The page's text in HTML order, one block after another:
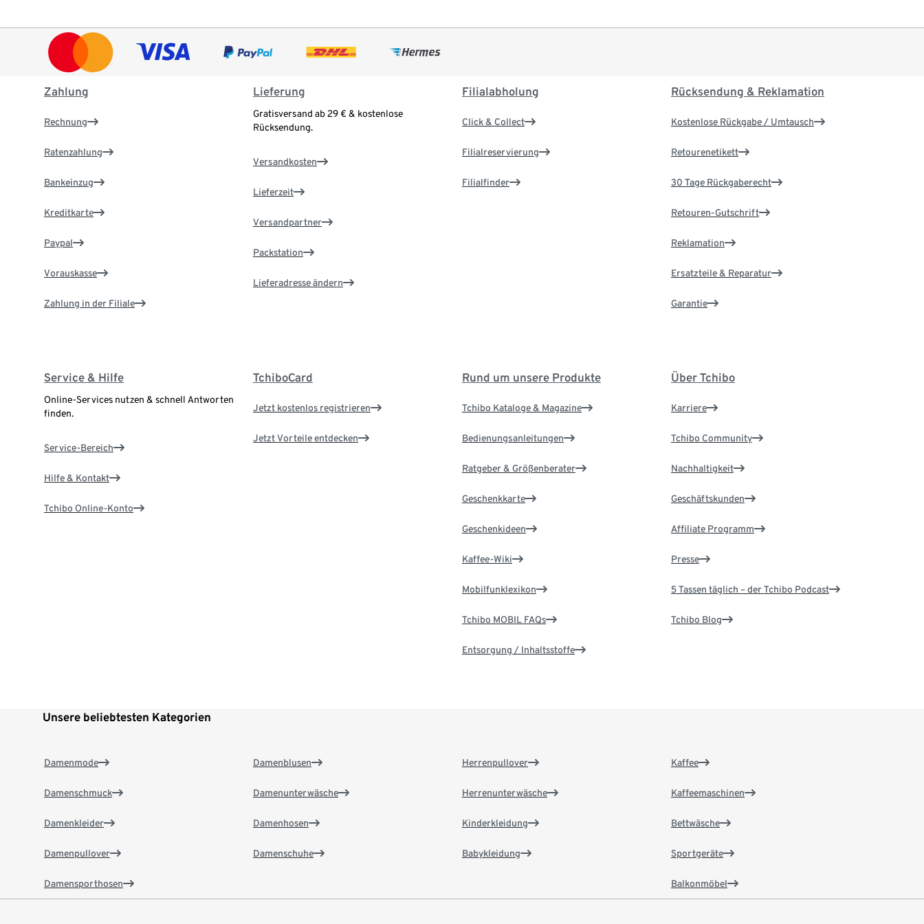
Zahlung
Rechnung
Ratenzahlung
Bankeinzug
Kreditkarte
Paypal
Vorauskasse
Zahlung in der Filiale
Lieferung
Gratisversand ab 29 € & kostenlose
Rücksendung.
Versandkosten
Lieferzeit
Versandpartner
Packstation
Lieferadresse ändern
Filialabholung
Click & Collect
Filialreservierung
Filialfinder
Rücksendung & Reklamation
Kostenlose Rückgabe / Umtausch
Retourenetikett
30 Tage Rückgaberecht
Retouren-Gutschrift
Reklamation
Ersatzteile & Reparatur
Garantie
Service & Hilfe
Online-Services nutzen & schnell Antworten
finden.
Service-Bereich
Hilfe & Kontakt
Tchibo Online-Konto
TchiboCard
Jetzt kostenlos registrieren
Jetzt Vorteile entdecken
Rund um unsere Produkte
Tchibo Kataloge & Magazine
Bedienungsanleitungen
Ratgeber & Größenberater
Geschenkkarte
Geschenkideen
Kaffee-Wiki
Mobilfunklexikon
Tchibo MOBIL FAQs
Entsorgung / Inhaltsstoffe
Über Tchibo
Karriere
Tchibo Community
Nachhaltigkeit
Geschäftskunden
Affiliate Programm
Presse
5 Tassen täglich – der Tchibo Podcast
Tchibo Blog
Unsere beliebtesten Kategorien
Damenmode
Damenschmuck
Damenkleider
Damenpullover
Damensporthosen
Damenblusen
Damenunterwäsche
Damenhosen
Damenschuhe
Herrenpullover
Herrenunterwäsche
Kinderkleidung
Babykleidung
Kaffee
Kaffeemaschinen
Bettwäsche
Sportgeräte
Balkonmöbel